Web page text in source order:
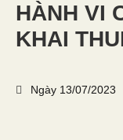
HÀNH VI
KHAI
Ngày 13/07/2023